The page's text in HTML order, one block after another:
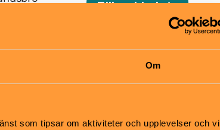
Om
som tipsar om aktiviteter och upplevelser och vi
Här väntar en långgrund